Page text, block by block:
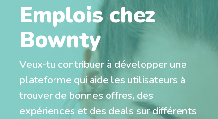
Emplois chez
Bownty
Veux-tu contribuer à développer une
plateforme qui aide les utilisateurs à
trouver de bonnes offres, des
expériences et des deals sur différents